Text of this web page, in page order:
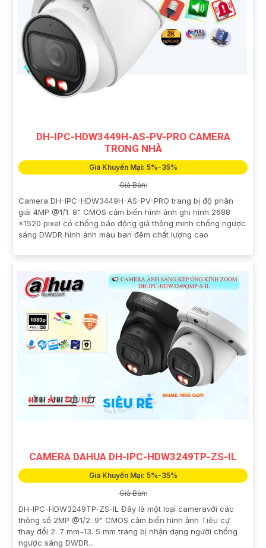
DH-IPC-HDW3449H-AS-PV-PRO CAMERA
TRONG NHÀ
Giá Khuyến Mại: 5%-35%
Giá Bán:
Camera DH-IPC-HDW3449H-AS-PV-PRO trang bị độ phân
giải 4MP @1/1. 8" CMOS cảm biến hình ảnh ghi hình 2688
×1520 pixel có chống báo động giả thông minh chống ngược
sáng DWDR hình ảnh màu ban đêm chất lượng cao
CAMERA DAHUA DH-IPC-HDW3249TP-ZS-IL
Giá Khuyến Mại: 5%-35%
Giá Bán:
DH-IPC-HDW3249TP-ZS-IL Đây là một loại cameravới các
thông số 2MP @1/2. 9" CMOS cảm biến hình ảnh Tiêu cự
thay đổi 2. 7 mm–13. 5 mm trang bị nhận dạng người chống
ngược sáng DWDR...